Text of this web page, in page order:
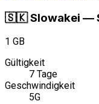
🇸🇰Slowakei —
1 GB
Gültigkeit
7 Tage
Geschwindigkeit
5G